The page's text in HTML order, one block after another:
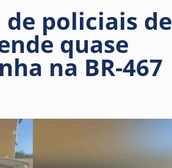
de policiais de
quase
na BR-467